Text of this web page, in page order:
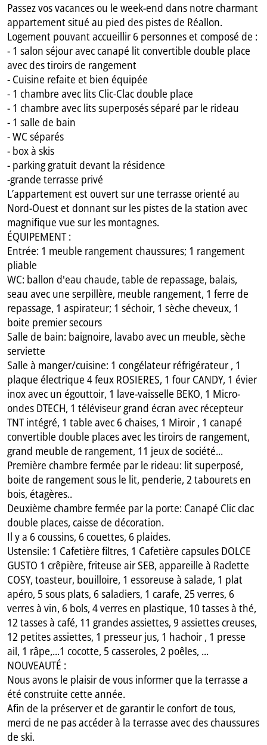
Passez vos vacances ou le week-end dans notre charmant
appartement situé au pied des pistes de Réallon.
Logement pouvant accueillir 6 personnes et composé de :
- 1 salon séjour avec canapé lit convertible double place
avec des tiroirs de rangement
- Cuisine refaite et bien équipée
- 1 chambre avec lits Clic-Clac double place
- 1 chambre avec lits superposés séparé par le rideau
- 1 salle de bain
- WC séparés
- box à skis
- parking gratuit devant la résidence
-grande terrasse privé
L’appartement est ouvert sur une terrasse orienté au
Nord-Ouest et donnant sur les pistes de la station avec
magnifique vue sur les montagnes.
ÉQUIPEMENT :
Entrée: 1 meuble rangement chaussures; 1 rangement
pliable
WC: ballon d'eau chaude, table de repassage, balais,
seau avec une serpillère, meuble rangement, 1 ferre de
repassage, 1 aspirateur; 1 séchoir, 1 sèche cheveux, 1
boite premier secours
Salle de bain: baignoire, lavabo avec un meuble, sèche
serviette
Salle à manger/cuisine: 1 congélateur réfrigérateur , 1
plaque électrique 4 feux ROSIERES, 1 four CANDY, 1 évier
inox avec un égouttoir, 1 lave-vaisselle BEKO, 1 Micro-
ondes DTECH, 1 téléviseur grand écran avec récepteur
TNT intégré, 1 table avec 6 chaises, 1 Miroir , 1 canapé
convertible double places avec les tiroirs de rangement,
grand meuble de rangement, 11 jeux de société...
Première chambre fermée par le rideau: lit superposé,
boite de rangement sous le lit, penderie, 2 tabourets en
bois, étagères..
Deuxième chambre fermée par la porte: Canapé Clic clac
double places, caisse de décoration.
Il y a 6 coussins, 6 couettes, 6 plaides.
Ustensile: 1 Cafetière filtres, 1 Cafetière capsules DOLCE
GUSTO 1 crêpière, friteuse air SEB, appareille à Raclette
COSY, toasteur, bouilloire, 1 essoreuse à salade, 1 plat
apéro, 5 sous plats, 6 saladiers, 1 carafe, 25 verres, 6
verres à vin, 6 bols, 4 verres en plastique, 10 tasses à thé,
12 tasses à café, 11 grandes assiettes, 9 assiettes creuses,
12 petites assiettes, 1 presseur jus, 1 hachoir , 1 presse
ail, 1 râpe,...1 cocotte, 5 casseroles, 2 poêles, ...
NOUVEAUTÉ :
Nous avons le plaisir de vous informer que la terrasse a
été construite cette année.
Afin de la préserver et de garantir le confort de tous,
merci de ne pas accéder à la terrasse avec des chaussures
de ski.